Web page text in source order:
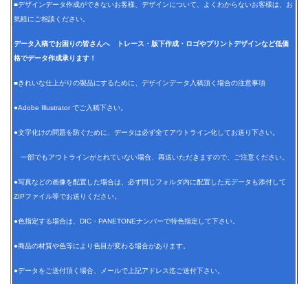
■デザインデータ作成ができないお客様、デザインについて、よくわからないお客様は、お
気軽にご相談ください。
データ入稿でお困りの皆さんへ トレース・版下作成・ロゴやプリントデザインなど低価
格でデータ作成承ります！
■きれいな仕上がりの製品にするために、デザインデータ入稿頂く場合の注意事項
●Adobe Illustrator でご入稿下さい。
●文字化けの問題を防ぐために、データは必ず全てアウトライン化してお送り下さい。
一部でもアウトラインがとれていない場合、再送いただきますので、ご注意ください。
●写真などの画像を配置した場合は、必ず同じフォルダ内に配置した元データも添付して
ZIPファイル等でお送りください。
●色指定する場合は、DIC・PANETONEナンバーで特色指定して下さい。
●商品の材質や色等により色目が変わる場合があります。
●データをご送付頂く場合、メールで上記アドレス迄ご送付下さい。